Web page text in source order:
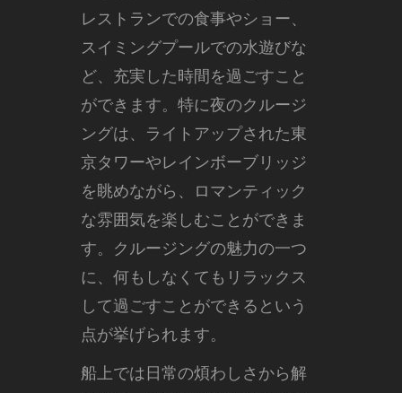
レストランでの食事やショー、
スイミングプールでの水遊びな
ど、充実した時間を過ごすこと
ができます。特に夜のクルージ
ングは、ライトアップされた東
京タワーやレインボーブリッジ
を眺めながら、ロマンティック
な雰囲気を楽しむことができま
す。クルージングの魅力の一つ
に、何もしなくてもリラックス
して過ごすことができるという
点が挙げられます。
船上では日常の煩わしさから解